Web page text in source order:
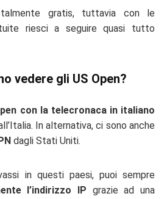
gratis, tuttavia con le
riesci a seguire quasi tutto
vedere gli US Open?
con la telecronaca in italiano
In alternativa, ci sono anche
dagli Stati Uniti.
in questi paesi, puoi sempre
l’indirizzo IP grazie ad una